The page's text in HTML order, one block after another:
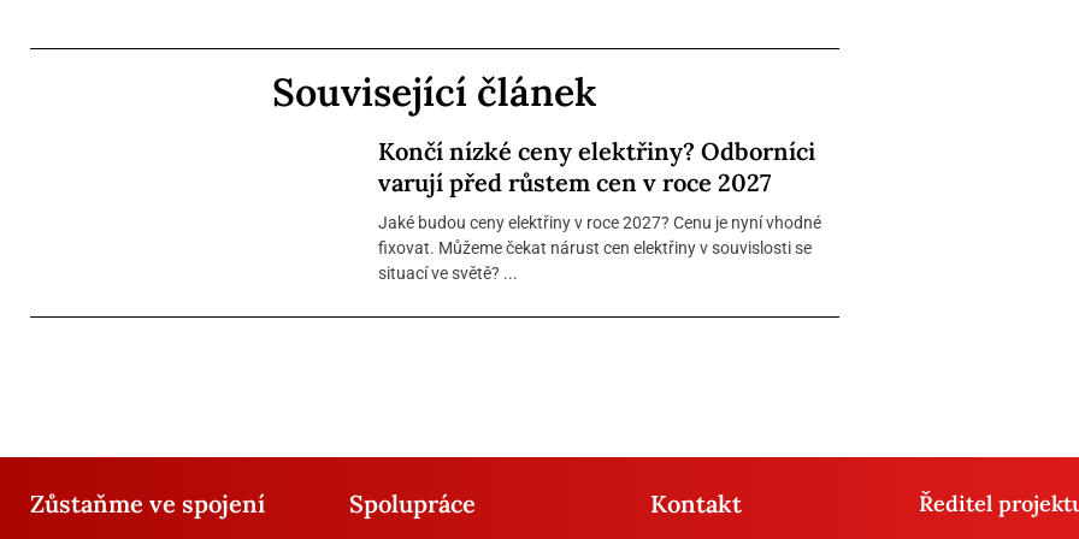
Související článek
Končí nízké ceny elektřiny? Odborníci
varují před růstem cen v roce 2027
Jaké budou ceny elektřiny v roce 2027? Cenu je nyní vhodné
fixovat. Můžeme čekat nárust cen elektřiny v souvislosti se
situací ve světě? ...
Zůstaňme ve spojení Spolupráce Kontakt Ředitel